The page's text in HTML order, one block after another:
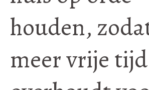
houden,
meer vrije tijd